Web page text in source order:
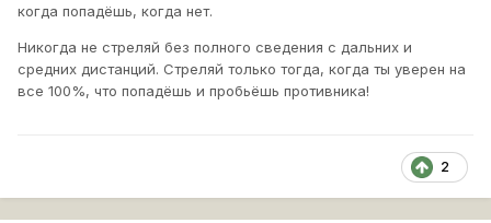
когда попадёшь, когда нет.
Никогда не стреляй без полного сведения с дальних и
средних дистанций. Стреляй только тогда, когда ты уверен на
все 100%, что попадёшь и пробьёшь противника!
2